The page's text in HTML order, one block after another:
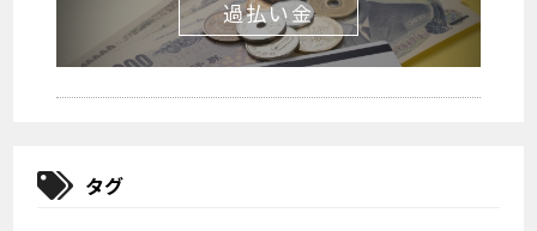
過払い金
タグ